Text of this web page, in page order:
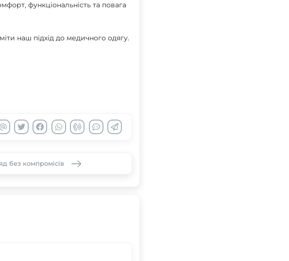
функціональність та повага
наш підхід до медичного одягу.
без компромісів